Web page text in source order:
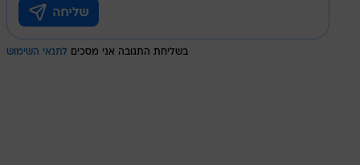
בשליחת התגובה אני מסכים לתנאי השימוש